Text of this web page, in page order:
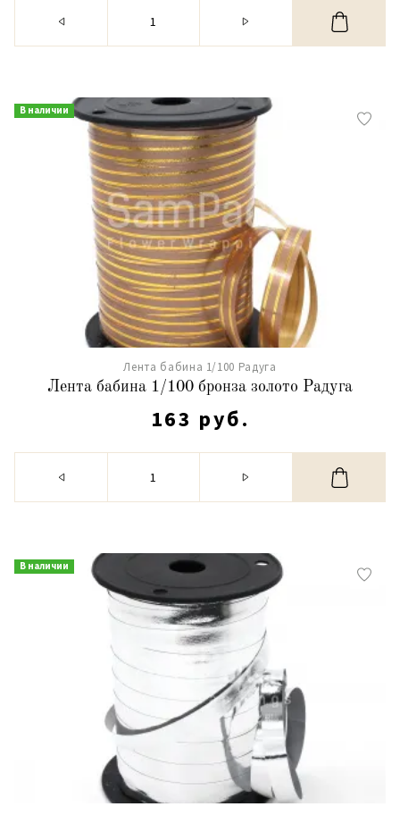
В наличии
Лента бабина 1/100 Радуга
Лента бабина 1/100 бронза золото Радуга
163 руб.
В наличии